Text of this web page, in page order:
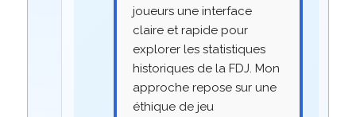
joueurs une interface
claire et rapide pour
explorer les statistiques
historiques de la FDJ. Mon
approche repose sur une
éthique de jeu